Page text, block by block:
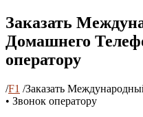
Заказать
Домашнего
оператору
/F1 /Заказать
• Звонок оператору